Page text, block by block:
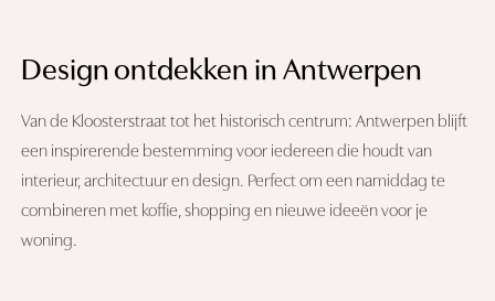
Design ontdekken in Antwerpen
Van de Kloosterstraat tot het historisch centrum: Antwerpen blijft
een inspirerende bestemming voor iedereen die houdt van
interieur, architectuur en design. Perfect om een namiddag te
combineren met koffie, shopping en nieuwe ideeën voor je
woning.